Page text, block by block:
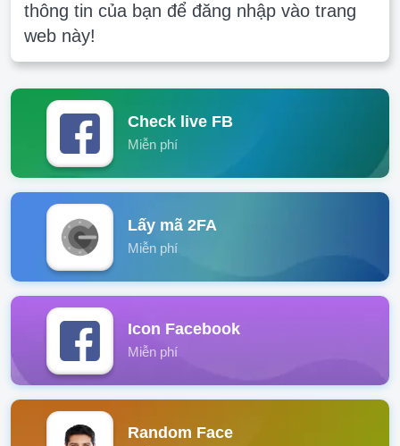
thông tin của bạn để đăng nhập vào trang
web này!
Check live FB
Miễn phí
Lấy mã 2FA
Miễn phí
Icon Facebook
Miễn phí
Random Face